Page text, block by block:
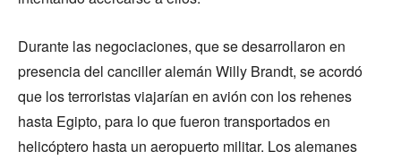
Durante las negociaciones, que se desarrollaron en
presencia del canciller alemán Willy Brandt, se acordó
que los terroristas viajarían en avión con los rehenes
hasta Egipto, para lo que fueron transportados en
helicóptero hasta un aeropuerto militar. Los alemanes